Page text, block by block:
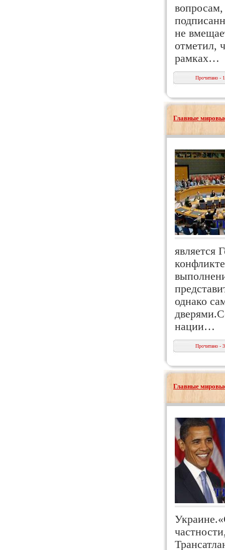
вопросам,
не
отметил,
рамках…
Прочитано -
Главные
является
однако
нации…
Прочитано -
Главные